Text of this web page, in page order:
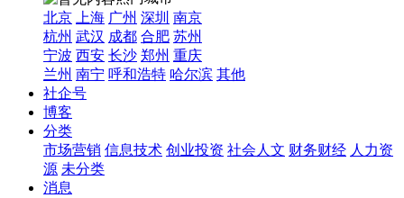
北京
上海 广州 深圳 南京
杭州 武汉 成都 合肥 苏州
宁波 西安 长沙 郑州 重庆
兰州 南宁 呼和浩特 哈尔滨 其他
社企号
博客
分类
市场营销 信息技术 创业投资 社会人文 财务财经 人力资
源 未分类
消息